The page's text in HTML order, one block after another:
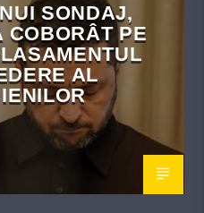
SONDAJ,
COBORÂT PE
AL